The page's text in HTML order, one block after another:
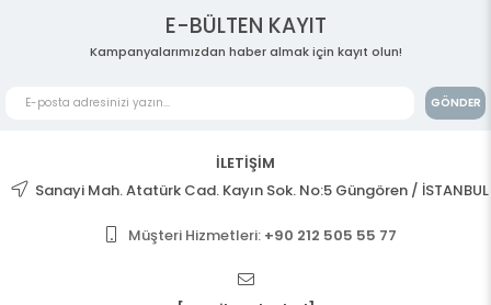
E-BÜLTEN KAYIT
Kampanyalarımızdan haber almak için kayıt olun!
GÖNDER
İLETİŞİM
Sanayi Mah. Atatürk Cad. Kayın Sok. No:5 Güngören / İSTANBUL
Müşteri Hizmetleri: +90 212 505 55 77